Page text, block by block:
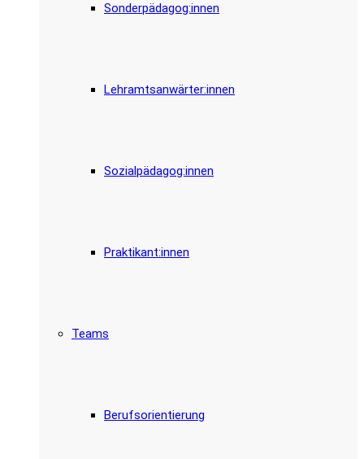
Sonderpädagog:innen
Lehramtsanwärter:innen
Sozialpädagog:innen
Praktikant:innen
Teams
Berufsorientierung